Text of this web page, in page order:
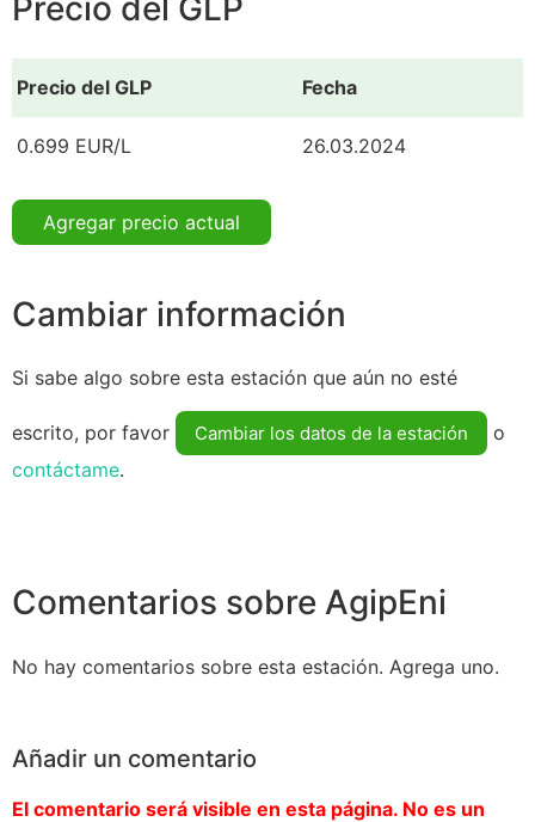
Precio del GLP
Precio del GLP Fecha
0.699 EUR/L 26.03.2024
Agregar precio actual
Cambiar información
Si sabe algo sobre esta estación que aún no esté
escrito, por favor Cambiar los datos de la estación
o
contáctame.
Comentarios sobre AgipEni
No hay comentarios sobre esta estación. Agrega uno.
Añadir un comentario
El comentario será visible en esta página. No es un